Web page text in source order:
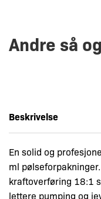
Andre så
Beskrivelse
En solid og
ml
kraftoverføring 18:1
lettere pumping og